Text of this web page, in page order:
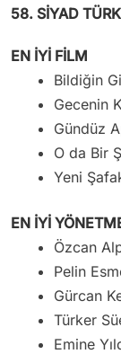
58. SİYAD
EN İYİ FİLM
Bildiğin
Gecenin
Gündüz
O da Bir
Yeni
EN İYİ
Özcan
Pelin
Gürcan
Türker
Emine